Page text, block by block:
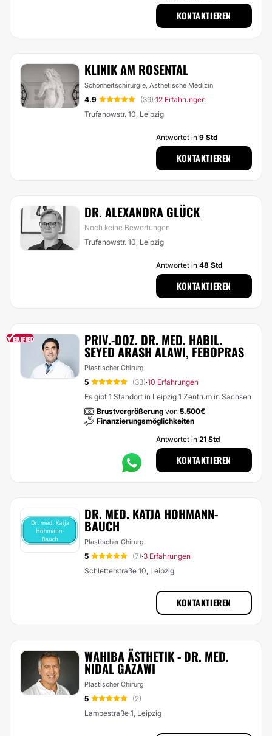
KONTAKTIEREN
KLINIK AM ROSENTAL
Schönheitschirurgie, Ästhetische Medizin
4.9 (39)·12 Erfahrungen
Trufanowstr. 10, Leipzig
Antwortet in 9 Std
KONTAKTIEREN
DR. ALEXANDRA GLÜCK
Noch keine Bewertungen
Trufanowstr. 10, Leipzig
Antwortet in 48 Std
KONTAKTIEREN
PRIV.-DOZ. DR. MED. HABIL.
SEYED ARASH ALAWI, FEBOPRAS
Plastischer Chirurg
5 (33)·10 Erfahrungen
Es gibt 1 Standort in Leipzig 1 Zentrum in Sachsen
Brustvergrößerung von 5.500€
Finanzierungsmöglichkeiten
Antwortet in 21 Std
KONTAKTIEREN
DR. MED. KATJA HOHMANN-
BAUCH
Plastischer Chirurg
5 (7)·3 Erfahrungen
Schletterstraße 10, Leipzig
KONTAKTIEREN
WAHIBA ÄSTHETIK - DR. MED.
NIDAL GAZAWI
Plastischer Chirurg
5
(2)
Lampestraße 1, Leipzig